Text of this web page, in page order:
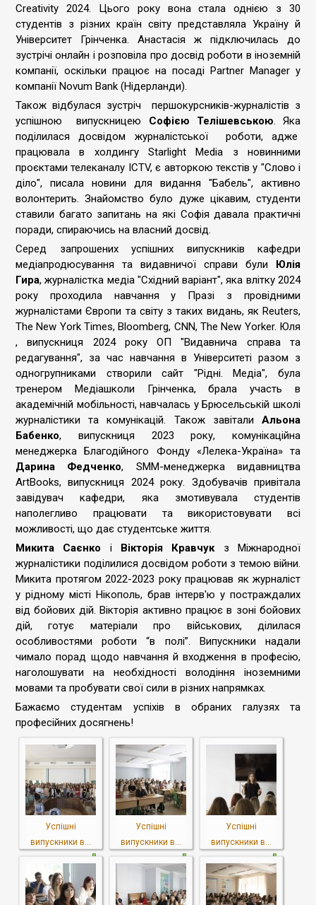
Creativity 2024. Цього року вона стала однією з 30
студентів з різних країн світу представляла Україну й
Університет Грінченка. Анастасія ж підключилась до
зустрічі онлайн і розповіла про досвід роботи в іноземній
компанії, оскільки працює на посаді Partner Manager у
компанії Novum Bank (Нідерланди).
Також відбулася зустріч першокурсників-журналістів з
успішною випускницею Софією Телішевською. Яка
поділилася досвідом журналістської роботи, адже
працювала в холдингу Starlight Media з новинними
проєктами телеканалу ICTV, є авторкою текстів у "Слово і
діло", писала новини для видання "Бабель", активно
волонтерить. Знайомство було дуже цікавим, студенти
ставили багато запитань на які Софія давала практичні
поради, спираючись на власний досвід.
Серед запрошених успішних випускників кафедри
медіапродюсування та видавничої справи були Юлія
Гира, журналістка медіа "Східний варіант", яка влітку 2024
року проходила навчання у Празі з провідними
журналістами Європи та світу з таких видань, як Reuters,
The New York Times, Bloomberg, CNN, The New Yorker. Юля
, випускниця 2024 року ОП "Видавнича справа та
редагування", за час навчання в Університеті разом з
одногрупниками створили сайт "Рідні. Медіа", була
тренером Медіашколи Грінченка, брала участь в
академічній мобільності, навчалась у Брюсельській школі
журналістики та комунікацій. Також завітали Альона
Бабенко, випускниця 2023 року, комунікаційна
менеджерка Благодійного Фонду «Лелека-Україна» та
Дарина Федченко, SMM-менеджерка видавництва
ArtBooks, випускниця 2024 року. Здобувачів привітала
завідувач кафедри, яка змотивувала студентів
наполегливо працювати та використовувати всі
можливості, що дає студентське життя.
Микита Саєнко і Вікторія Кравчукз Міжнародної
журналістики поділилися досвідом роботи з темою війни.
Микита протягом 2022-2023 року працював як журналіст
у рідному місті Нікополь, брав інтерв'ю у постраждалих
від бойових дій. Вікторія активно працює в зоні бойових
дій, готує матеріали про військових, ділилася
особливостями роботи “в полі”. Випускники надали
чимало порад щодо навчання й входження в професію,
наголошувати на необхідності володіння іноземними
мовами та пробувати свої сили в різних напрямках.
Бажаємо студентам успіхів в обраних галузях та
професійних досягнень!
Успішні
випускники в...
Успішні
випускники в...
Успішні
випускники в...